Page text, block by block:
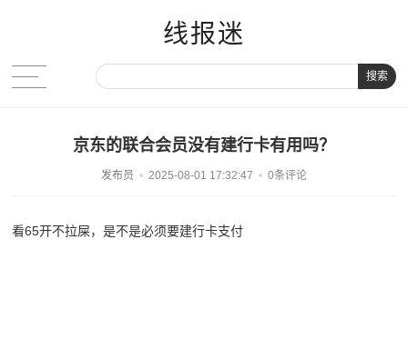
线报迷
搜索
京东的联合会员没有建行卡有用吗？
发布员 2025-08-01 17:32:47 0条评论
看65开不拉屎，是不是必须要建行卡支付